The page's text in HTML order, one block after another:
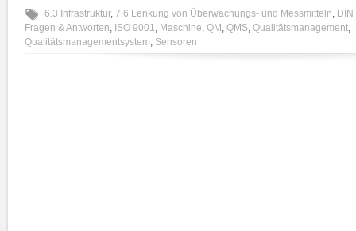
6.3 Infrastruktur, 7.6 Lenkung von Überwachungs- und Messmitteln,
Fragen & Antworten, ISO 9001, Maschine, QM , QMS, Qualitätsmanagement,
Qualitätsmanagementsystem, Sensoren